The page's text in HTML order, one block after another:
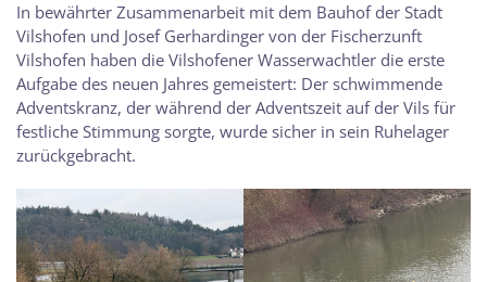
In bewährter Zusammenarbeit mit dem Bauhof der Stadt
Vilshofen und Josef Gerhardinger von der Fischerzunft
Vilshofen haben die Vilshofener Wasserwachtler die erste
Aufgabe des neuen Jahres gemeistert: Der schwimmende
Adventskranz, der während der Adventszeit auf der Vils für
festliche Stimmung sorgte, wurde sicher in sein Ruhelager
zurückgebracht.